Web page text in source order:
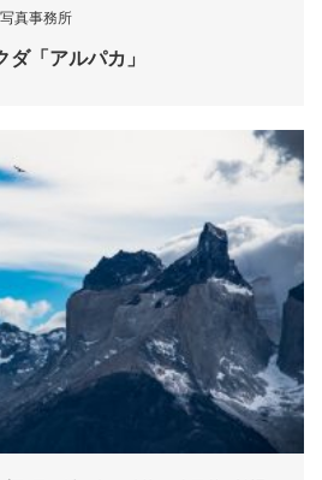
真事務所
「アルパカ」